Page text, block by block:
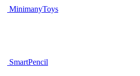
MinimanyToys
SmartPencil